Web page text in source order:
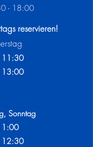
- 18:00
reservieren!
11:30
13:00
Sonntag
12:30